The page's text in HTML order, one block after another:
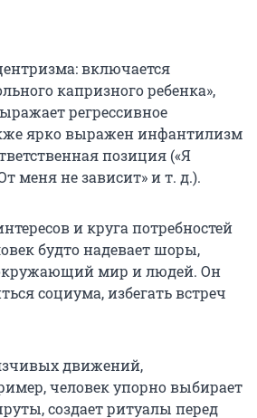
включается
капризного ребенка»,
регрессивное
ярко выражен инфантилизм
позиция («Я
меня не зависит» и т. д.).
и круга потребностей
будто надевает шоры,
мир и людей. Он
социума, избегать встреч
движений,
человек упорно выбирает
создает ритуалы перед